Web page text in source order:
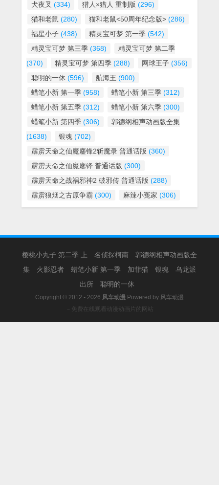
犬夜叉 (334) 猎人×猎人 重制版 (296)
猫和老鼠 (280) 猫和老鼠<50周年纪念版> (286)
福星小子 (438) 精灵宝可梦 第一季 (542)
精灵宝可梦 第三季 (368)
精灵宝可梦 第二季
(370)
精灵宝可梦 第四季 (288) 网球王子 (356)
聪明的一休 (596) 航海王 (900)
蜡笔小新 第一季 (958) 蜡笔小新 第三季 (312)
蜡笔小新 第五季 (312) 蜡笔小新 第六季 (300)
蜡笔小新 第四季 (306)
郭德纲相声动画版全集
(1638)
银魂 (702)
霹雳天命之仙魔鏖锋2斩魔录 普通话版 (360)
霹雳天命之仙魔鏖锋 普通话版 (300)
霹雳天命之战祸邪神2 破邪传 普通话版 (288)
霹雳狼烟之古原争霸 (300) 麻辣小冤家 (306)
樱桃小丸子 第二季 上 名侦探柯南
郭德纲相声动画版全
集
火影忍者 蜡笔小新 第一季 加菲猫 银魂
乌龙派
出所
聪明的一休
Copyright © 2012 - 2026 风车动漫 Powered by 风车动漫
－免费在线观看动漫动画片的网站